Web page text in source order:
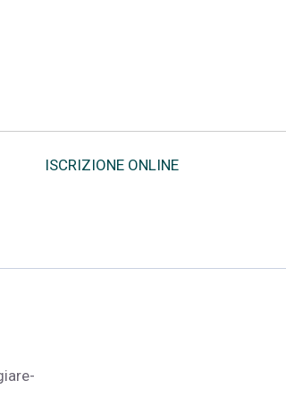
ISCRIZIONE ONLINE